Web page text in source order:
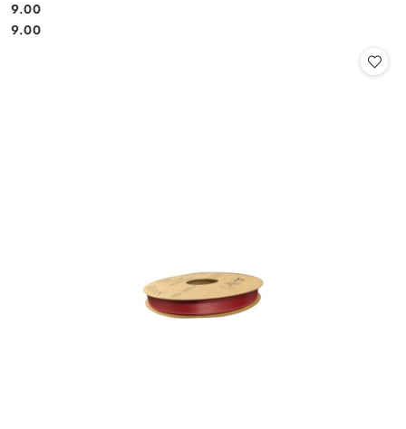
Cena:
9.00
Cena:
9.00